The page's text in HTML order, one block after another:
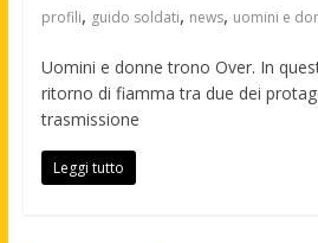
profili, guido soldati, news, uomini e
Uomini e donne trono Over. In
ritorno di fiamma tra due dei
trasmissione
Leggi tutto